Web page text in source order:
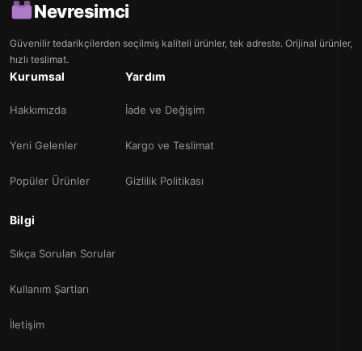
Nevresimci
Güvenilir tedarikçilerden seçilmiş kaliteli ürünler, tek adreste. Orijinal ürünler,
hızlı teslimat.
Kurumsal
Hakkımızda
Yeni Gelenler
Popüler Ürünler
Yardım
İade ve Değişim
Kargo ve Teslimat
Gizlilik Politikası
Bilgi
Sıkça Sorulan Sorular
Kullanım Şartları
İletişim